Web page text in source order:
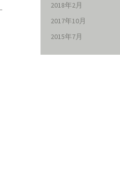
2018年2月
2017年10月
2015年7月